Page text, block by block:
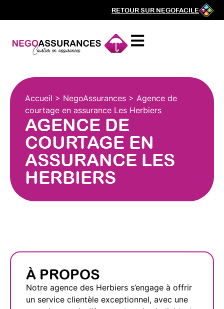
RETOUR SUR NEGOFACILE
Accueil > NegoAssurances > Agence de
courtage en assurance Les Herbiers
AGENCE DE
COURTAGE EN
ASSURANCE LES
HERBIERS
À PROPOS
Notre agence des Herbiers s’engage à offrir
un service clientèle exceptionnel, avec une